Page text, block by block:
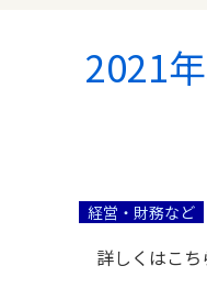
2021
経営・財務など
詳しくはこち